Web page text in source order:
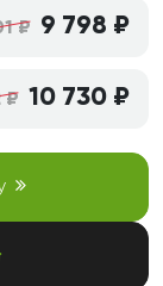
₽ 9 798 ₽
₽ 10 730 ₽